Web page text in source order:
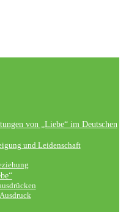
von „Liebe“ im Deutschen
und Leidenschaft